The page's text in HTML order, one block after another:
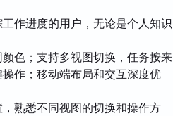
作进度的用户，无论是个人知识
色；支持多视图切换，任务按来
作；移动端布局和交互深度优
熟悉不同视图的切换和操作方